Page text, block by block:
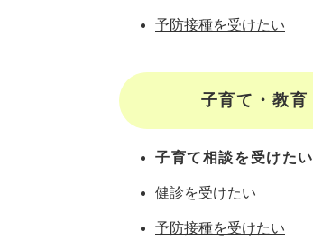
予防接種を受けたい
子育て・教育
子育て相談を受けたい
健診を受けたい
予防接種を受けたい